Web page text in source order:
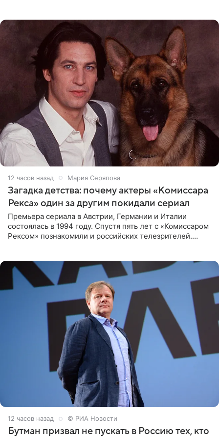
12 часов назад Мария Серяпова
Загадка детства: почему актеры «Комиссара
Рекса» один за другим покидали сериал
Премьера сериала в Австрии, Германии и Италии
состоялась в 1994 году. Спустя пять лет с «Комиссаром
Рексом» познакомили и российских телезрителей.
12 часов назад © РИА Новости
Бутман призвал не пускать в Россию тех, кто